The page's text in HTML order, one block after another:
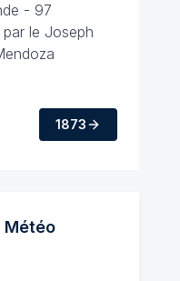
- 97
le Joseph
1873
Météo